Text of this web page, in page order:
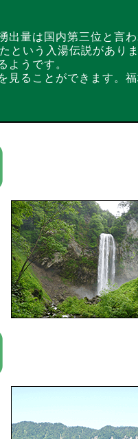
量は国内第三位と言わ
いう入湯伝説がありま
うです。
ることができます。福